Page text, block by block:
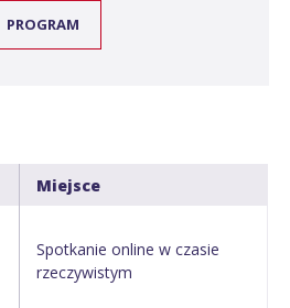
PROGRAM
Miejsce
Spotkanie online w czasie
rzeczywistym